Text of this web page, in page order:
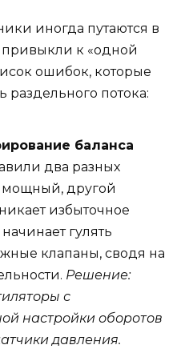
иногда путаются в
привыкли к «одной
ошибок, которые
раздельного потока:
баланса
два разных
мощный, другой
избыточное
гулять
клапаны, сводя на
Решение:
с
настройки оборотов
давления.